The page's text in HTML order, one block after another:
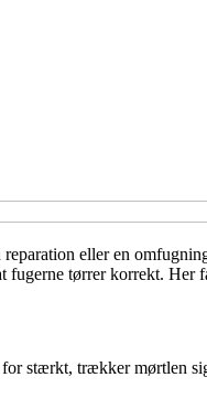
eller en
tørrer korrekt. Her
stærkt, trækker mørtlen